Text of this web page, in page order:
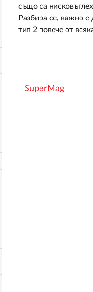
също са
Разбира се, важно е
тип 2 повече от
SuperMag